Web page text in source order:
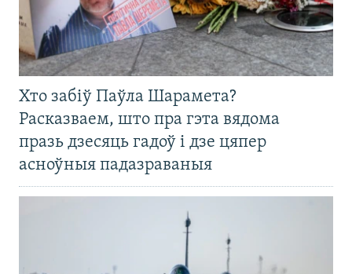
Хто забіў Паўла Шарамета?
Расказваем, што пра гэта вядома
празь дзесяць гадоў і дзе цяпер
асноўныя падазраваныя